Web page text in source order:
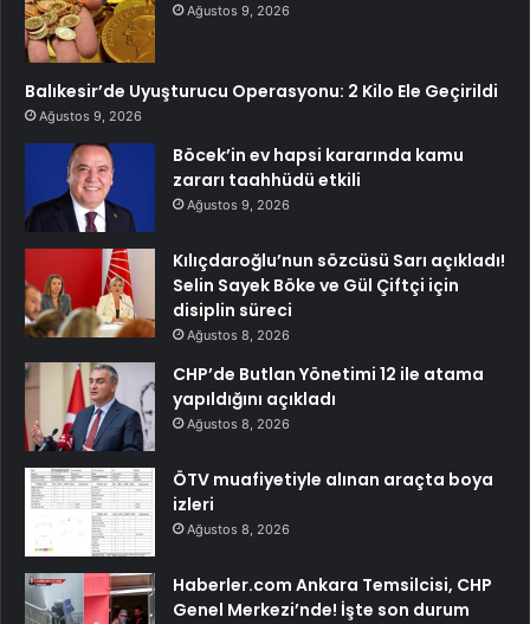
Ağustos 9, 2026
Balıkesir’de Uyuşturucu Operasyonu: 2 Kilo Ele Geçirildi
Ağustos 9, 2026
Böcek’in ev hapsi kararında kamu
zararı taahhüdü etkili
Ağustos 9, 2026
Kılıçdaroğlu’nun sözcüsü Sarı açıkladı!
Selin Sayek Böke ve Gül Çiftçi için
disiplin süreci
Ağustos 8, 2026
CHP’de Butlan Yönetimi 12 ile atama
yapıldığını açıkladı
Ağustos 8, 2026
ÖTV muafiyetiyle alınan araçta boya
izleri
Ağustos 8, 2026
Haberler.com Ankara Temsilcisi, CHP
Genel Merkezi’nde! İşte son durum